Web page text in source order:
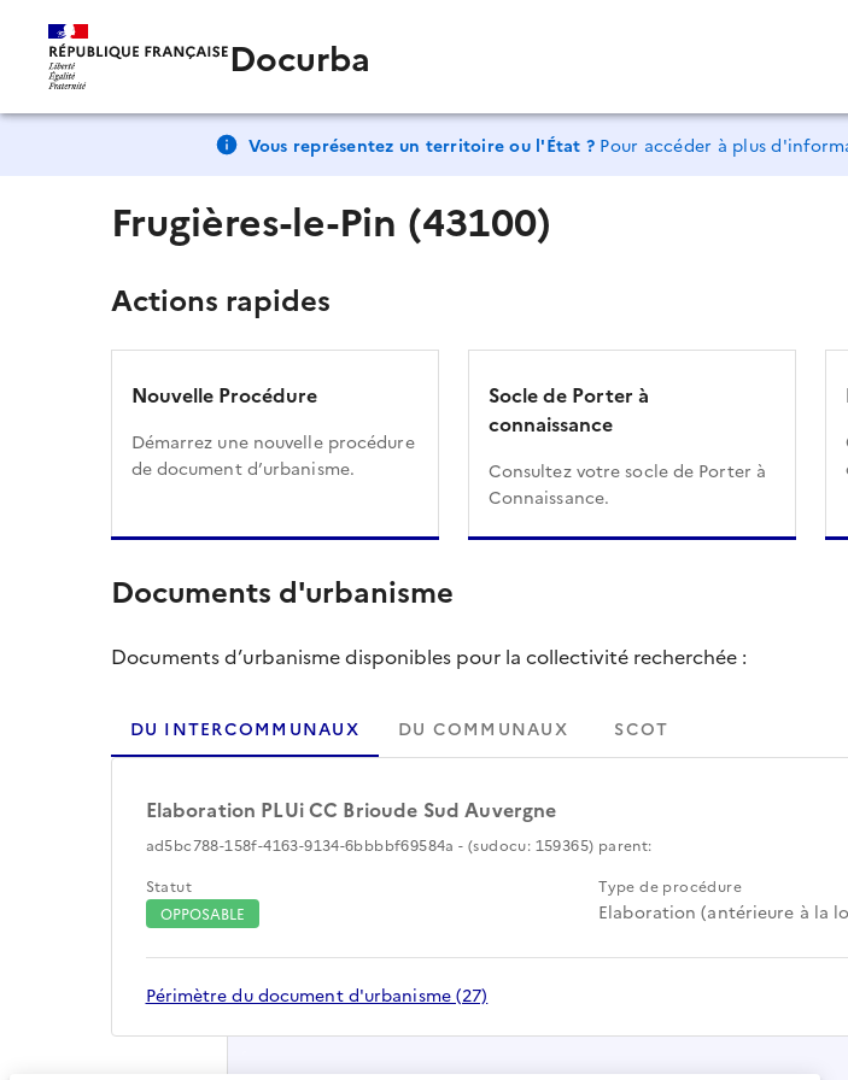
Docurba
Vous représentez un territoire ou l'État ? Pour accéder à plus
Frugières-le-Pin (43100)
Actions rapides
Nouvelle Procédure
Démarrez une nouvelle procédure
de document d’urbanisme.
Socle de Porter à
connaissance
Consultez votre socle de Porter à
Connaissance.
Documents d'urbanisme
Documents d’urbanisme disponibles pour la collectivité recherchée :
DU INTERCOMMUNAUX DU COMMUNAUX SCOT
Elaboration PLUi CC Brioude Sud Auvergne
ad5bc788-158f-4163-9134-6bbbbf69584a - (sudocu: 159365) parent:
Statut
OPPOSABLE
Type de procédure
Elaboration (antérieure à la
Périmètre du document d'urbanisme (27)